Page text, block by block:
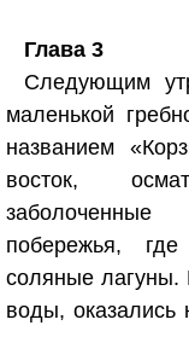
Глава 3
Следующим
маленькой
названием
восток,
побережья,
соляные
воды, оказались